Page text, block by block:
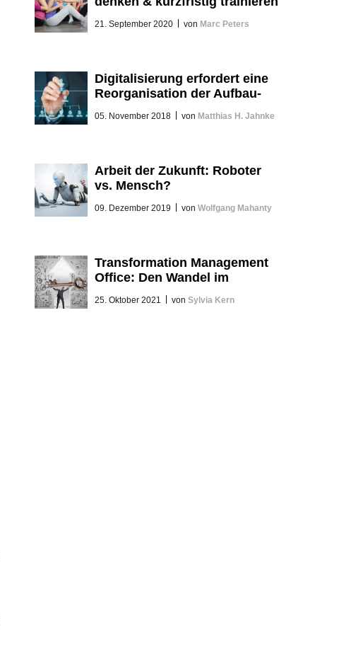
21. September 2020 von Marc Peters
Digitalisierung erfordert eine
Reorganisation der Aufbau-
05. November 2018 von Matthias H. Jahnke
Arbeit der Zukunft: Roboter
vs. Mensch?
09. Dezember 2019 von Wolfgang Mahanty
Transformation Management
Office: Den Wandel im
Unternehmen erfolgreich
meistern
25. Oktober 2021 von Sylvia Kern